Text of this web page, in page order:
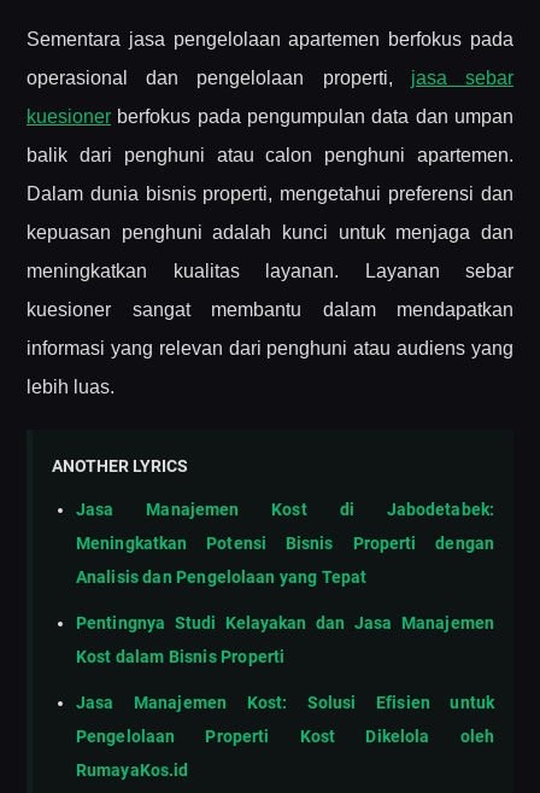
Sementara jasa pengelolaan apartemen berfokus pada
operasional dan pengelolaan properti, jasa sebar
kuesioner berfokus pada pengumpulan data dan umpan
balik dari penghuni atau calon penghuni apartemen.
Dalam dunia bisnis properti, mengetahui preferensi dan
kepuasan penghuni adalah kunci untuk menjaga dan
meningkatkan kualitas layanan. Layanan sebar
kuesioner sangat membantu dalam mendapatkan
informasi yang relevan dari penghuni atau audiens yang
lebih luas.
ANOTHER LYRICS
Jasa Manajemen Kost di Jabodetabek:
Meningkatkan Potensi Bisnis Properti dengan
Analisis dan Pengelolaan yang Tepat
Pentingnya Studi Kelayakan dan Jasa Manajemen
Kost dalam Bisnis Properti
Jasa Manajemen Kost: Solusi Efisien untuk
Pengelolaan Properti Kost Dikelola oleh
RumayaKos.id